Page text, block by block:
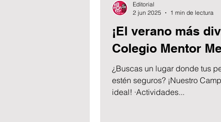
¡El verano más
Colegio Mentor
¿Buscas un lugar donde tus
estén seguros? ¡Nuestro
ideal! ·Actividades...
Editorial
2 jun 2025
1 min de lectura